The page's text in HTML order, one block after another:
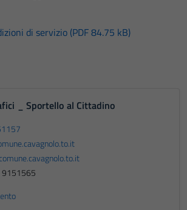
di servizio (PDF 84.75 kB)
_ Sportello al Cittadino
9151565